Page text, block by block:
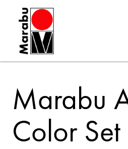
Marabu
Color